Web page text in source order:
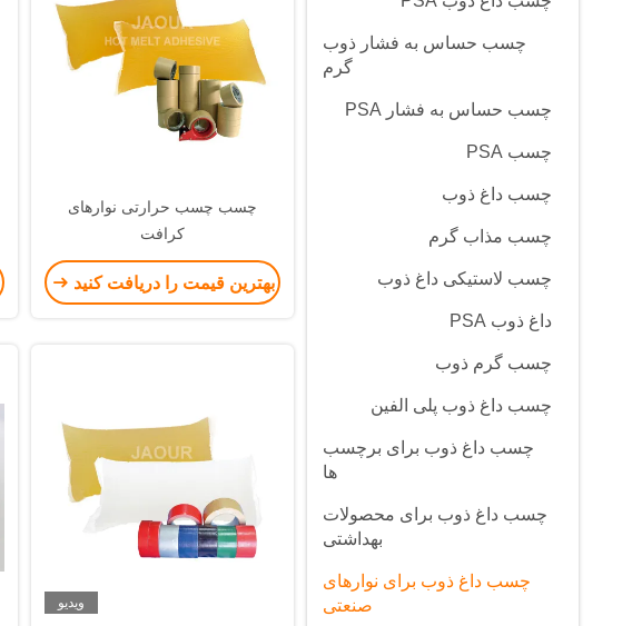
چسب حساس به فشار ذوب
گرم
چسب حساس به فشار PSA
چسب PSA
چسب داغ ذوب
چسب مذاب گرم
چسب لاستیکی داغ ذوب
داغ ذوب PSA
چسب گرم ذوب
چسب داغ ذوب پلی الفین
چسب داغ ذوب برای برچسب
ها
چسب داغ ذوب برای محصولات
بهداشتی
چسب داغ ذوب برای نوارهای
صنعتی
چسب چسب حرارتی نوارهای
کرافت
بهترین قیمت را دریافت کنید
ویدیو